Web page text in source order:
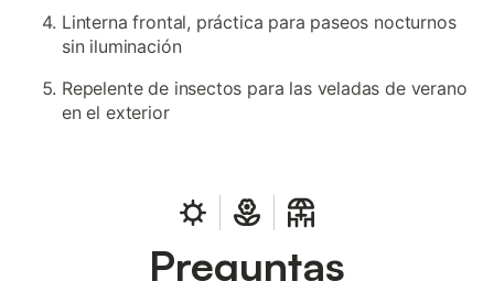
Linterna frontal, práctica para paseos nocturnos
sin iluminación
Repelente de insectos para las veladas de verano
en el exterior
Preguntas